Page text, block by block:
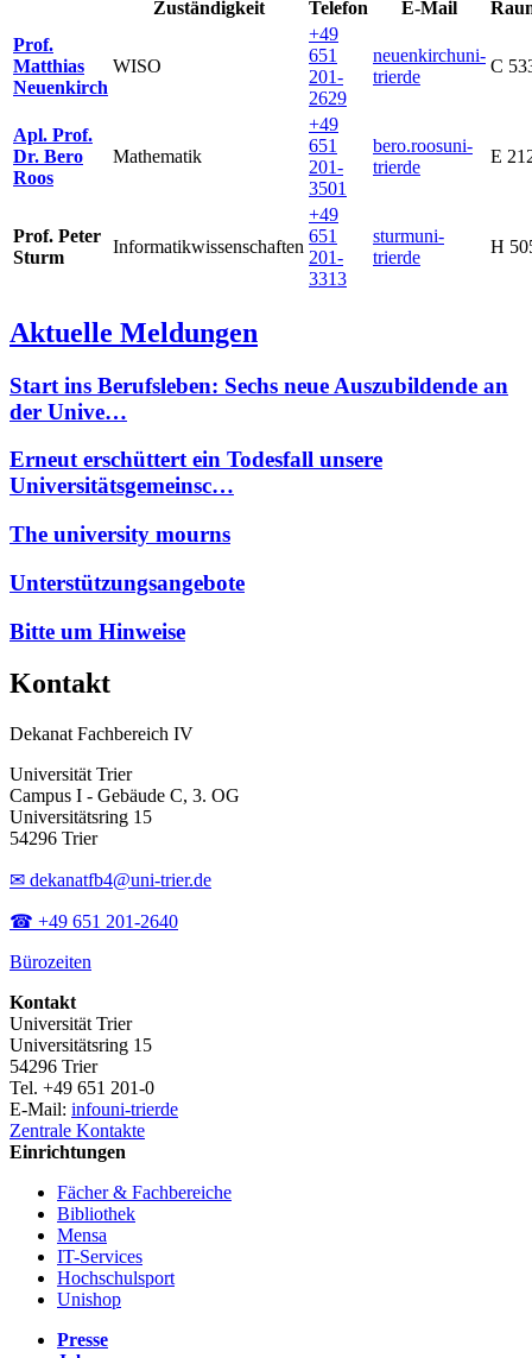
Zuständigkeit Telefon E-Mail
Prof.
Matthias
Neuenkirch
WISO
+49
651
201-
2629
neuenkirchuni-
trierde
C
Apl. Prof.
Dr. Bero
Roos
Mathematik
+49
651
201-
3501
bero.roosuni-
trierde
E
Prof. Peter
Sturm
Informatikwissenschaften
+49
651
201-
3313
sturmuni-
trierde
H
Aktuelle Meldungen
Start ins Berufsleben: Sechs neue Auszubildende an
der Unive…
Erneut erschüttert ein Todesfall unsere
Universitätsgemeinsc…
The university mourns
Unterstützungsangebote
Bitte um Hinweise
Kontakt
Dekanat Fachbereich IV
Universität Trier
Campus I - Gebäude C, 3. OG
Universitätsring 15
54296 Trier
✉ dekanatfb4@uni-trier.de
☎ +49 651 201-2640
Bürozeiten
Kontakt
Universität Trier
Universitätsring 15
54296 Trier
Tel. +49 651 201-0
E-Mail: infouni-trierde
Zentrale Kontakte
Einrichtungen
Fächer & Fachbereiche
Bibliothek
Mensa
IT-Services
Hochschulsport
Unishop
Presse